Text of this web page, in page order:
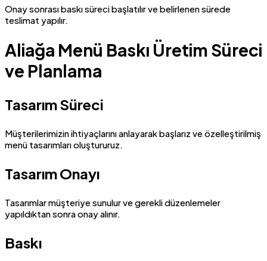
Onay sonrası baskı süreci başlatılır ve belirlenen sürede
teslimat yapılır.
Aliağa Menü Baskı Üretim Süreci
ve Planlama
Tasarım Süreci
Müşterilerimizin ihtiyaçlarını anlayarak başlarız ve özelleştirilmiş
menü tasarımları oluştururuz.
Tasarım Onayı
Tasarımlar müşteriye sunulur ve gerekli düzenlemeler
yapıldıktan sonra onay alınır.
Baskı